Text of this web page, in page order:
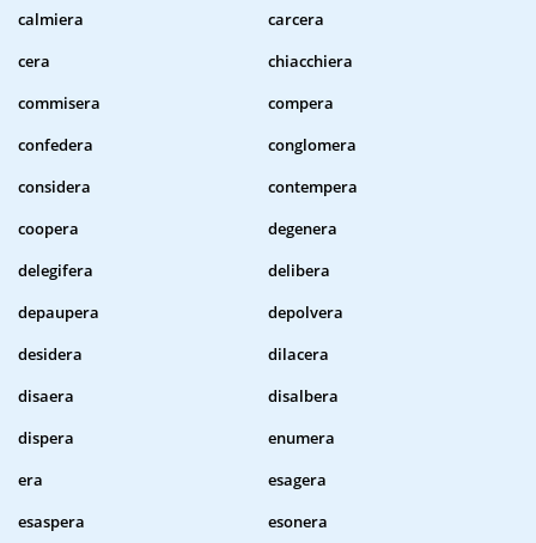
calmiera
carcera
cera
chiacchiera
commisera
compera
confedera
conglomera
considera
contempera
coopera
degenera
delegifera
delibera
depaupera
depolvera
desidera
dilacera
disaera
disalbera
dispera
enumera
era
esagera
esaspera
esonera